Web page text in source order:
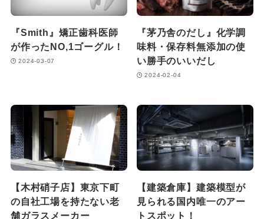
『Smith』矯正歯科医師
が作ったNO,1ゴーグル！
2024-03-07
『茅乃舎のだし』化学調
味料・保存料無添加の使
い勝手のいいだし
2024-02-04
【木村硝子店】東京下町
の自社工場を持たない老
舗ガラスメーカー
【建築倉庫】建築模型が
見られる国内唯一のアー
トスポット！